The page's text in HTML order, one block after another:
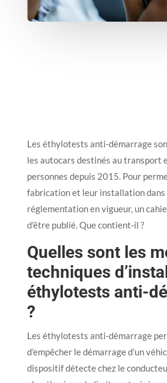
Les éthylotests anti-démarrage
les autocars destinés au transport
personnes depuis 2015. Pour
fabrication et leur installation dans
réglementation en vigueur, un
d’être publié. Que contient-il ?
Quelles sont les
techniques
éthylotests anti-
?
Les éthylotests anti-démarrage
d’empêcher le démarrage d’un
dispositif détecte chez le